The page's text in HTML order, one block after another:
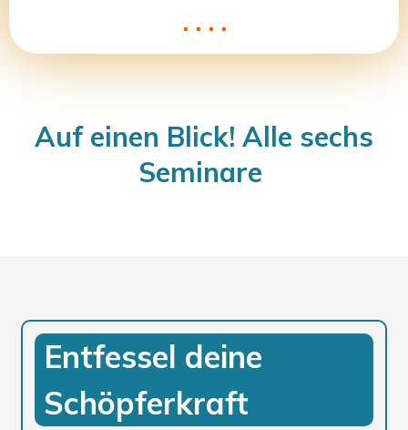
Auf einen Blick! Alle sechs
Seminare
Entfessel deine
Schöpferkraft